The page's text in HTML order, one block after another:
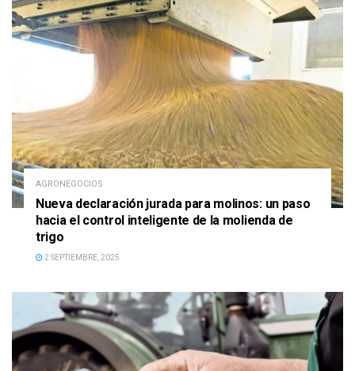
AGRONEGOCIOS
Nueva declaración jurada para molinos: un paso
hacia el control inteligente de la molienda de
trigo
2 SEPTIEMBRE, 2025